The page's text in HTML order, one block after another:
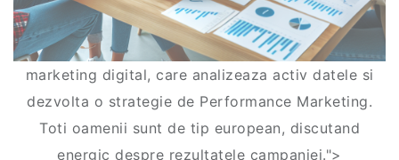
marketing digital, care analizeaza activ datele si
dezvolta o strategie de Performance Marketing.
Toti oamenii sunt de tip european, discutand
energic despre rezultatele campaniei.">